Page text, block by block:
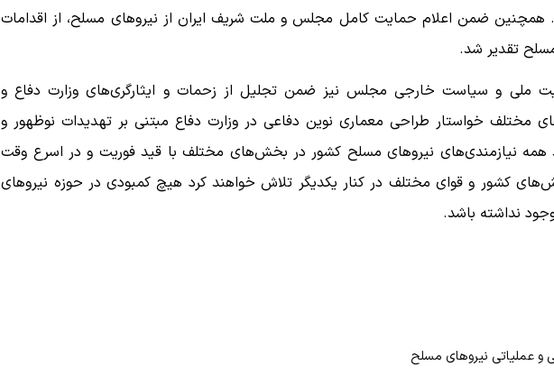
همچنین ضمن اعلام حمایت کامل مجلس و ملت شریف ایران از نیروهای مسلح، از اقدامات
مسلح تقدیر شد.
ملی و سیاست خارجی مجلس نیز ضمن تجلیل از زحمات و ایثارگری‌های وزارت دفاع و
خواستار طراحی معماری نوین دفاعی در وزارت دفاع مبتنی بر تهدیدات نوظهور و
همه نیازمندی‌های نیروهای مسلح کشور در بخش‌های مختلف با قید فوریت و در اسرع وقت
کشور و قوای مختلف در کنار یکدیگر تلاش خواهند کرد هیچ کمبودی در حوزه نیروهای
نداشته باشد.
و عملیاتی نیروهای مسلح